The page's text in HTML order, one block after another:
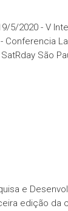
5/2020 - V
Conferencia
São
e
edição da